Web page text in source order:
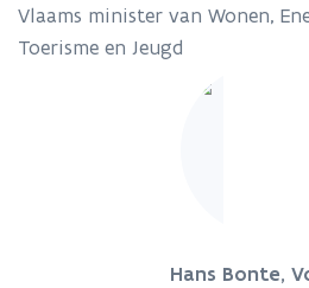
bevindt
zich
op:
Vlaams minister van Wonen,
Toerisme en Jeugd
Hans Bonte,